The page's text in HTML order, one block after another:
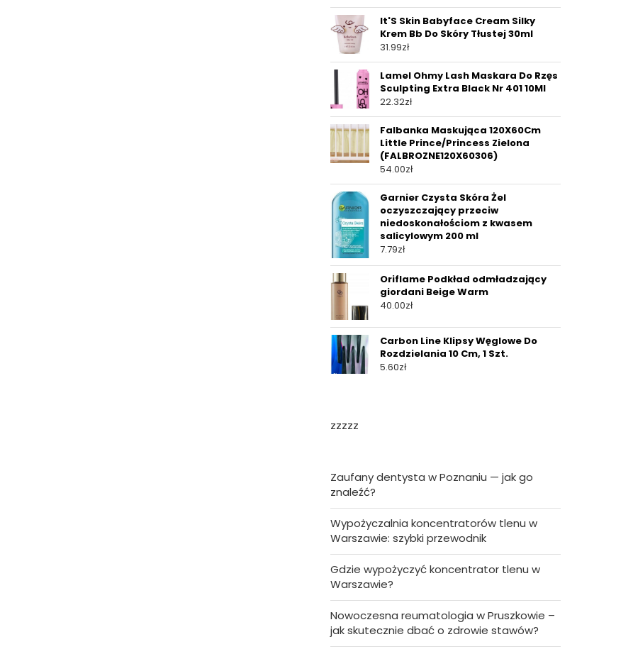
It'S Skin Babyface Cream Silky
Krem Bb Do Skóry Tłustej 30ml
31.99zł
Lamel Ohmy Lash Maskara Do Rzęs
Sculpting Extra Black Nr 401 10Ml
22.32zł
Falbanka Maskująca 120X60Cm
Little Prince/Princess Zielona
(FALBROZNE120X60306)
54.00zł
Garnier Czysta Skóra Żel
oczyszczający przeciw
niedoskonałościom z kwasem
salicylowym 200 ml
7.79zł
Oriflame Podkład odmładzający
giordani Beige Warm
40.00zł
Carbon Line Klipsy Węglowe Do
Rozdzielania 10 Cm, 1 Szt.
5.60zł
zzzzz
Zaufany dentysta w Poznaniu — jak go
znaleźć?
Wypożyczalnia koncentratorów tlenu w
Warszawie: szybki przewodnik
Gdzie wypożyczyć koncentrator tlenu w
Warszawie?
Nowoczesna reumatologia w Pruszkowie –
jak skutecznie dbać o zdrowie stawów?